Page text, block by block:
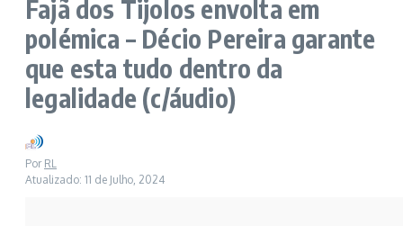
Fajã dos Tijolos envolta em
polémica – Décio Pereira garante
que esta tudo dentro da
legalidade (c/áudio)
Por RL
Atualizado: 11 de Julho, 2024